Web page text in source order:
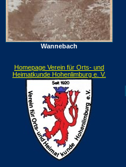
Wannebach
Homepage Verein für Orts- und
Heimatkunde Hohenlimburg e. V.